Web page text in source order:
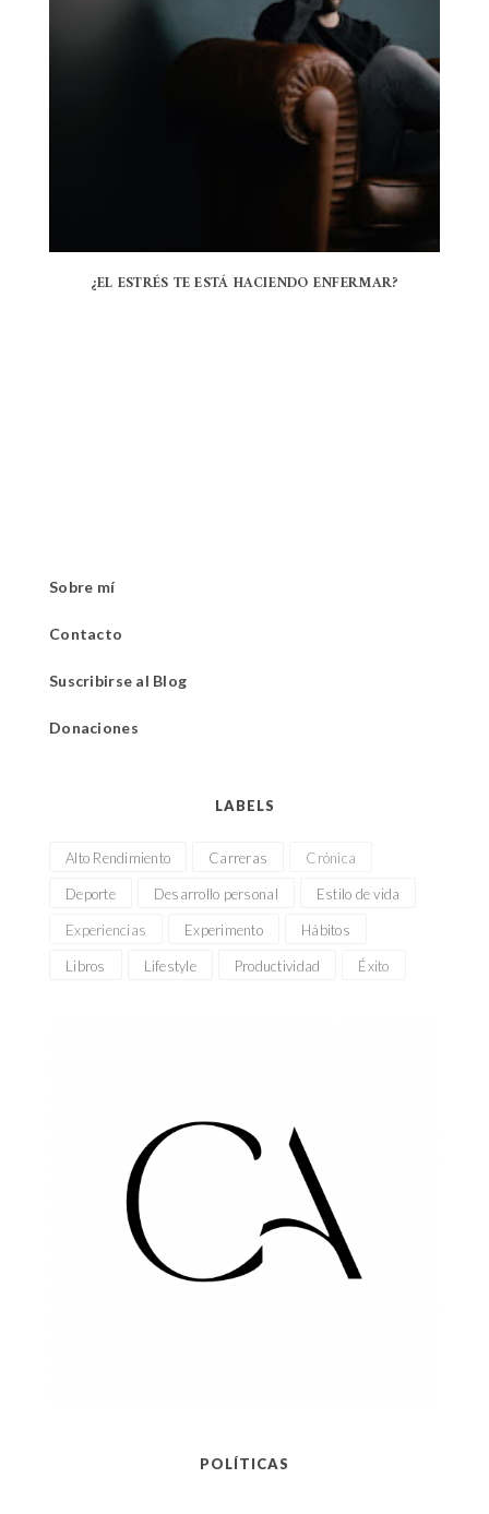
¿EL ESTRÉS TE ESTÁ HACIENDO ENFERMAR?
Sobre mí
Contacto
Suscribirse al Blog
Donaciones
LABELS
Alto Rendimiento Carreras Crónica
Deporte Desarrollo personal Estilo de vida
Experiencias Experimento Hábitos
Libros Lifestyle Productividad Éxito
POLÍTICAS